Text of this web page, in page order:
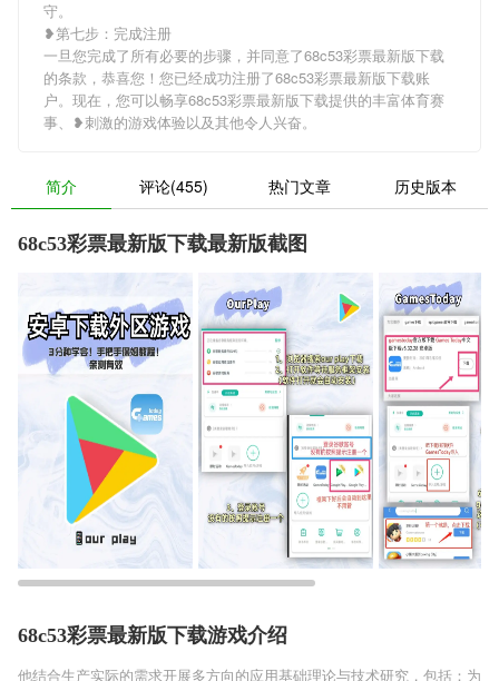
守。
❥第七步：完成注册
一旦您完成了所有必要的步骤，并同意了68c53彩票最新版下载
的条款，恭喜您！您已经成功注册了68c53彩票最新版下载账
户。现在，您可以畅享68c53彩票最新版下载提供的丰富体育赛
事、❥刺激的游戏体验以及其他令人兴奋。
简介 评论(455) 热门文章 历史版本
68c53彩票最新版下载最新版截图
68c53彩票最新版下载游戏介绍
他结合生产实际的需求开展多方向的应用基础理论与技术研究，包括：为